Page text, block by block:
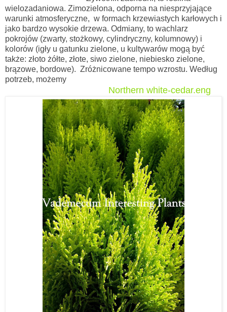
wielozadaniowa. Zimozielona, odporna na niesprzyjające
warunki atmosferyczne, w formach krzewiastych karłowych i
jako bardzo wysokie drzewa. Odmiany, to wachlarz
pokrojów (zwarty, stożkowy, cylindryczny, kolumnowy) i
kolorów (igły u gatunku zielone, u kultywarów mogą być
także: złoto żółte, złote, siwo zielone, niebiesko zielone,
brązowe, bordowe). Zróżnicowane tempo wzrostu. Według
potrzeb, możemy
Northern white-cedar.eng